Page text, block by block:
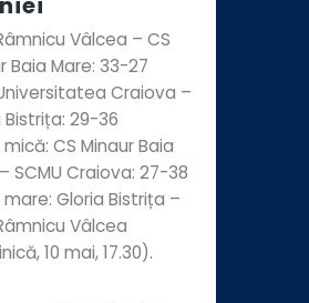
Vâlcea – CS
Baia Mare: 33-27
Craiova –
Bistrița: 29-36
mică: CS Minaur Baia
SCMU Craiova: 27-38
mare: Gloria Bistrița –
Vâlcea
10 mai, 17.30).